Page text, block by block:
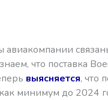
авиакомпании
что поставка
выясняется, что
минимум до 2024